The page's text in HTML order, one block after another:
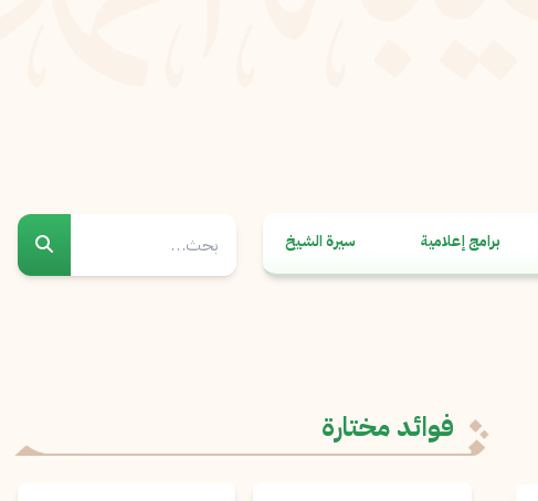
برامج إعلامية سيرة الشيخ
فوائد مختارة